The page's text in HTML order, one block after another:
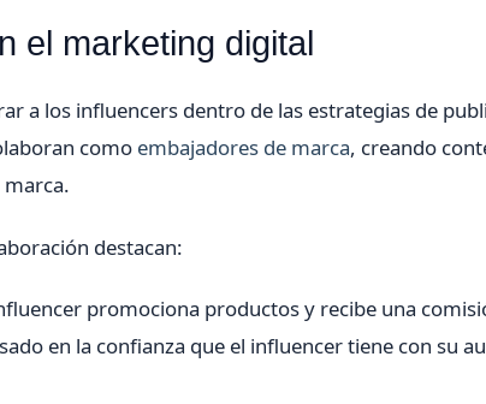
el marketing digital
a los influencers dentro de las estrategias de
como embajadores de marca, creando
marca.
destacan:
promociona productos y recibe una
en la confianza que el influencer tiene con su